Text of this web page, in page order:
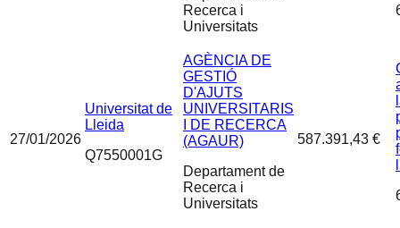
Recerca i
Universitats
27/01/2026
Universitat de
Lleida
Q7550001G
AGÈNCIA DE
GESTIÓ
D'AJUTS
UNIVERSITARIS
I DE RECERCA
(AGAUR)
Departament de
Recerca i
Universitats
587.391,43 €